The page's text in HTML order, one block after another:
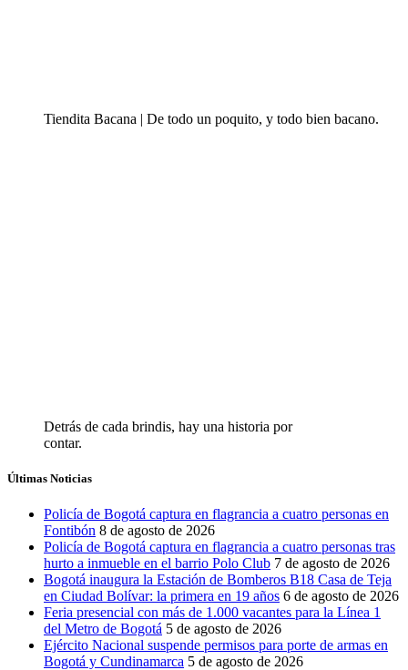
Tiendita Bacana | De todo un poquito, y todo bien bacano.
Detrás de cada brindis, hay una historia por
contar.
Últimas Noticias
Policía de Bogotá captura en flagrancia a cuatro personas en
Fontibón 8 de agosto de 2026
Policía de Bogotá captura en flagrancia a cuatro personas tras
hurto a inmueble en el barrio Polo Club 7 de agosto de 2026
Bogotá inaugura la Estación de Bomberos B18 Casa de Teja
en Ciudad Bolívar: la primera en 19 años 6 de agosto de 2026
Feria presencial con más de 1.000 vacantes para la Línea 1
del Metro de Bogotá 5 de agosto de 2026
Ejército Nacional suspende permisos para porte de armas en
Bogotá y Cundinamarca 5 de agosto de 2026